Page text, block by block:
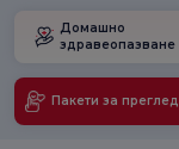
Домашно
здравеопазване
Пакети за преглед